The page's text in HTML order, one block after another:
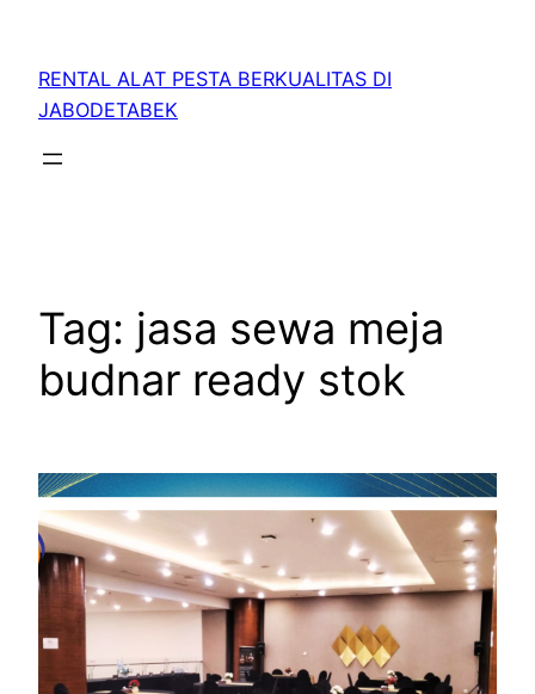
RENTAL ALAT PESTA BERKUALITAS DI
JABODETABEK
Tag: jasa sewa meja
budnar ready stok